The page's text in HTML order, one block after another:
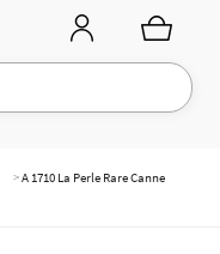
Rechercher
>A 1710 La Perle Rare Canne